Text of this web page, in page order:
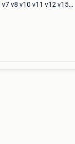
v8 v10 v11 v12 v15